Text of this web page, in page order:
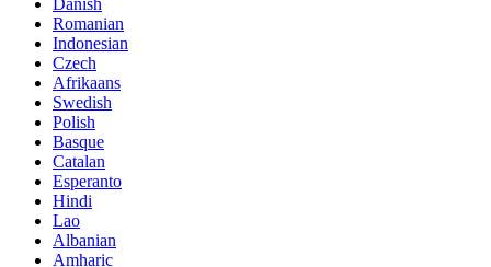
Danish
Romanian
Indonesian
Czech
Afrikaans
Swedish
Polish
Basque
Catalan
Esperanto
Hindi
Lao
Albanian
Amharic